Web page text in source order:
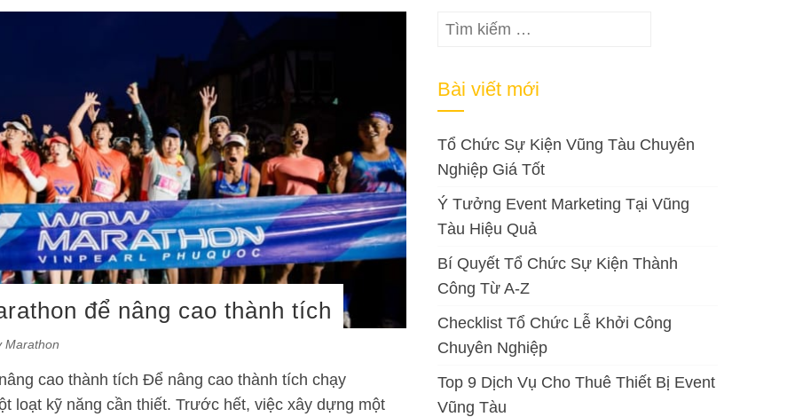
để nâng cao thành tích
Marathon
cao thành tích Để nâng cao thành tích chạy
loạt kỹ năng cần thiết. Trước hết, việc xây dựng một
Tìm
Bài viết mới
Tổ Chức Sự Kiện Vũng Tàu Chuyên
Nghiệp Giá Tốt
Ý Tưởng Event Marketing Tại Vũng
Tàu Hiệu Quả
Bí Quyết Tổ Chức Sự Kiện Thành
Công Từ A-Z
Checklist Tổ Chức Lễ Khởi Công
Chuyên Nghiệp
Top 9 Dịch Vụ Cho Thuê Thiết Bị Event
Vũng Tàu